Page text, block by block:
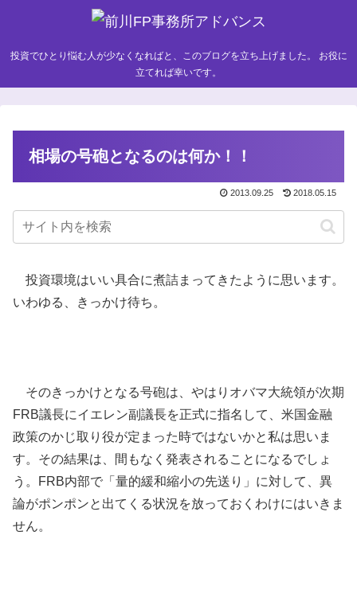
投資でひとり悩む人が少なくなればと、このブログを立ち上げました。 お役に
立てれば幸いです。
相場の号砲となるのは何か！！
2013.09.25 2018.05.15
投資環境はいい具合に煮詰まってきたように思います。
いわゆる、きっかけ待ち。
そのきっかけとなる号砲は、やはりオバマ大統領が次期
FRB議長にイエレン副議長を正式に指名して、米国金融
政策のかじ取り役が定まった時ではないかと私は思いま
す。その結果は、間もなく発表されることになるでしょ
う。FRB内部で「量的緩和縮小の先送り」に対して、異
論がポンポンと出てくる状況を放っておくわけにはいきま
せん。